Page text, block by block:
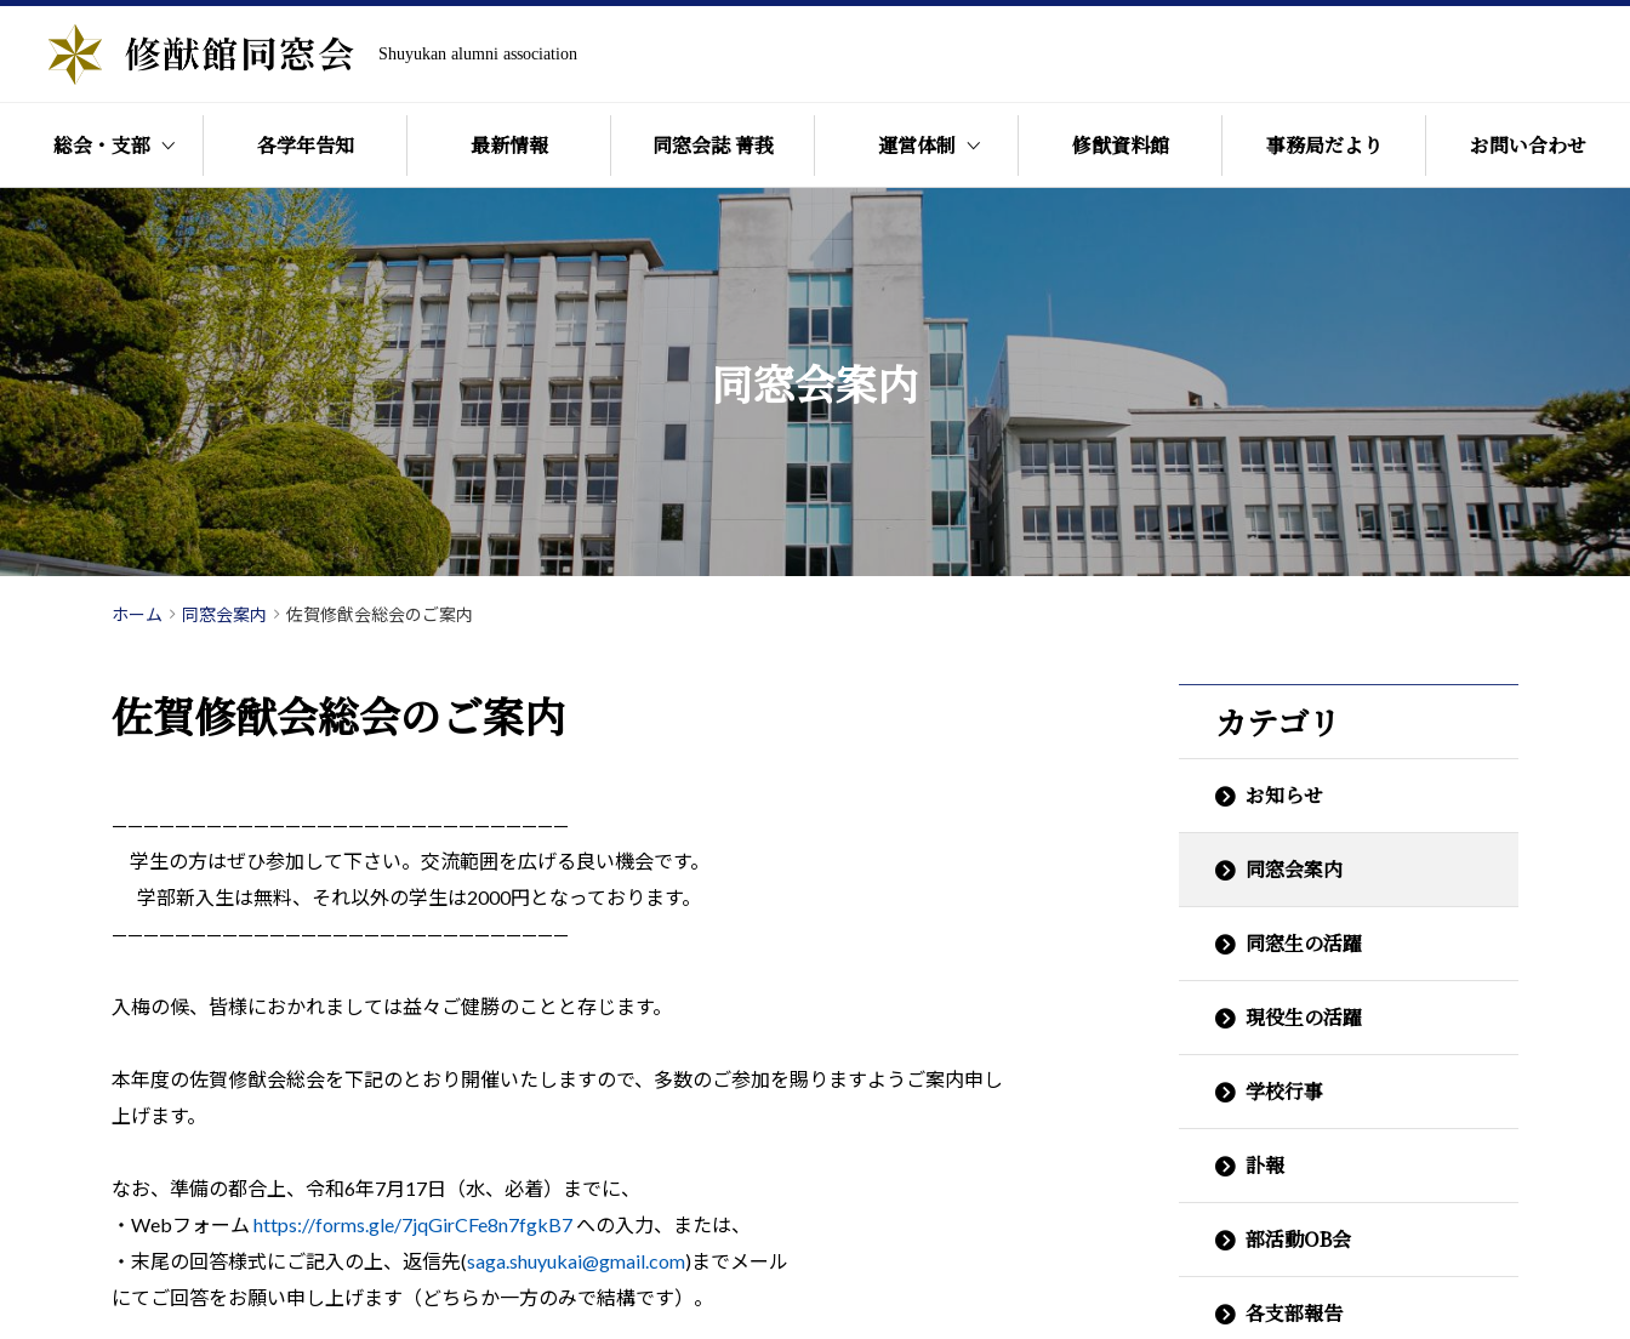
Shuyukan alumni association
総会・支部
総会・支部
各支部同窓会
各学年告知 最新情報 同窓会誌 菁莪 運営体制
運営体制
修猷館同窓会会則
歴代役員名簿 学年幹事名簿 修猷館各支部会長名簿
修猷館同窓会事務局 館歌・応援歌
修猷館同窓会 個人情報
保護方針
修猷資料館 事務局だより お問い合わせ
同窓会案内
ホーム 同窓会案内 佐賀修猷会総会のご案内
佐賀修猷会総会のご案内
—————————————————————————————
学生の方はぜひ参加して下さい。交流範囲を広げる良い機会です。
学部新入生は無料、それ以外の学生は2000円となっております。
—————————————————————————————
入梅の候、皆様におかれましては益々ご健勝のことと存じます。
本年度の佐賀修猷会総会を下記のとおり開催いたしますので、多数のご参加を賜りますようご案内申し
上げます。
なお、準備の都合上、令和6年7月17日（水、必着）までに、
・Webフォーム https://forms.gle/7jqGirCFe8n7fgkB7 への入力、または、
・末尾の回答様式にご記入の上、返信先(saga.shuyukai@gmail.com)までメール
にてご回答をお願い申し上げます（どちらか一方のみで結構です）。
カテゴリ
お知らせ
同窓会案内
同窓生の活躍
現役生の活躍
学校行事
訃報
部活動OB会
各支部報告